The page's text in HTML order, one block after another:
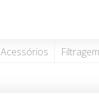
Acessórios Filtragem